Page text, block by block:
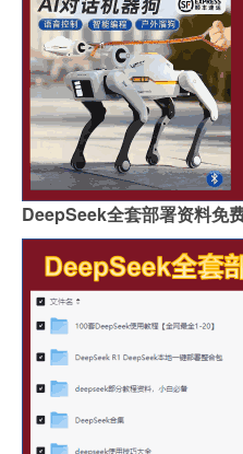
DeepSeek全套部署资料免